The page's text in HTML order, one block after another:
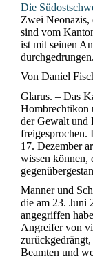
Die
Zwei Neonazis,
sind vom
ist mit seinen
durchgedrungen.
Von Daniel
Glarus. – Das
Hombrechtikon
der Gewalt und
freigesprochen.
17. Dezember
wissen können,
Manner und
die am 23. Juni
angegriffen
Angreifer von
Beamten und